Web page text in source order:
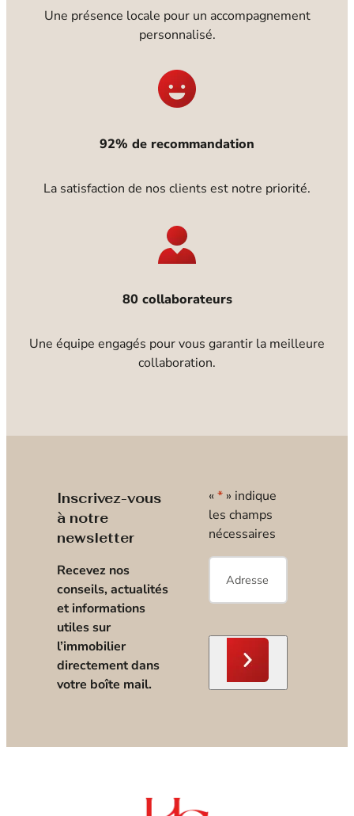
Une présence locale pour un accompagnement
personnalisé.
92% de recommandation
La satisfaction de nos clients est notre priorité.
80 collaborateurs
Une équipe engagés pour vous garantir la meilleure
collaboration.
Inscrivez-vous
à notre
newsletter
Recevez nos
conseils, actualités
et informations
utiles sur
l’immobilier
directement dans
votre boîte mail.
« * » indique
les champs
nécessaires
E-
mail*